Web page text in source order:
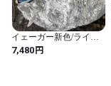
イェーガー新色/ライン
アート社とコラボ企画
【K&K Night 】
7,480円